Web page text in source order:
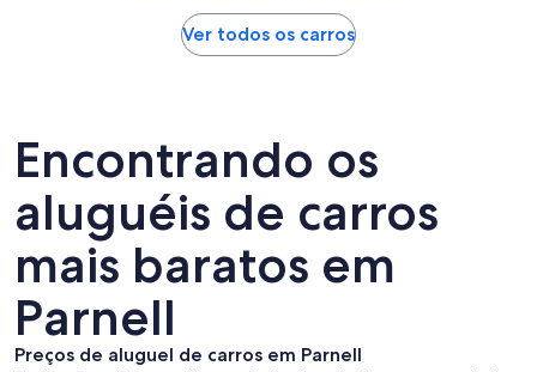
Ver todos os carros
Encontrando os
aluguéis de carros
mais baratos em
Parnell
Preços de aluguel de carros em Parnell